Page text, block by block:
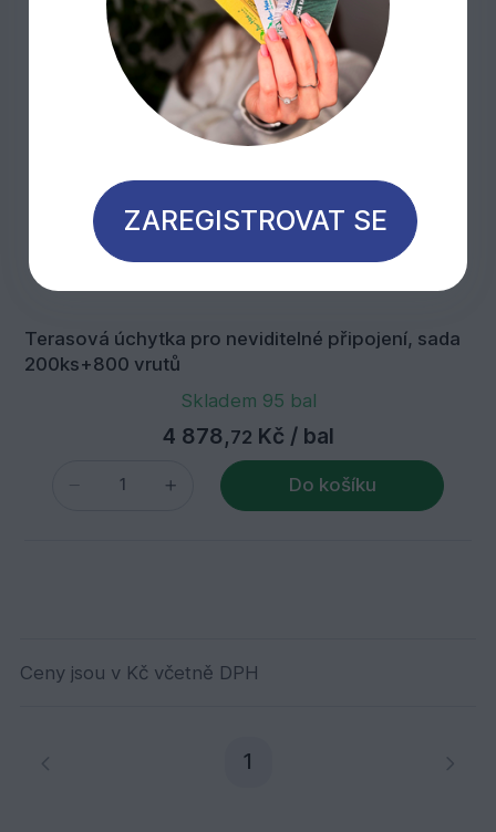
Terasová úchytka pro neviditelné připojení, sada
200ks+800 vrutů
Skladem 95 bal
4 878,72 Kč / bal
Do košíku
Ceny jsou v Kč včetně DPH
1
ZAREGISTROVAT SE